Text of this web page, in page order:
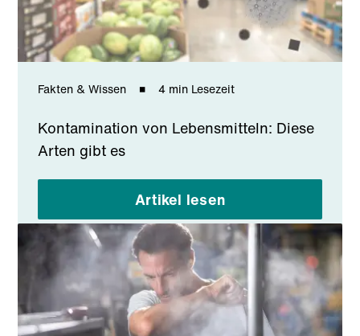
Fakten & Wissen 4 min Lesezeit
Kontamination von Lebensmitteln: Diese
Arten gibt es
Artikel lesen